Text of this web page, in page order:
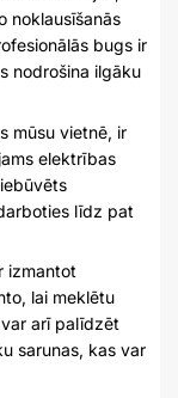
noklausīšanās
bugs ir
nodrošina ilgāku
mūsu vietnē, ir
elektrības
līdz pat
izmantot
lai meklētu
arī palīdzēt
sarunas, kas var